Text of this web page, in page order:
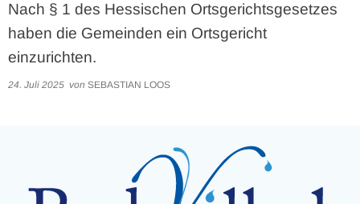
Nach § 1 des Hessischen Ortsgerichtsgesetzes
haben die Gemeinden ein Ortsgericht
einzurichten.
24. Juli 2025 von SEBASTIAN LOOS